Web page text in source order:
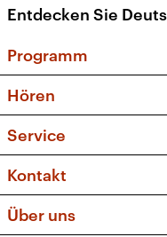
Entdecken Sie
Programm
Sendungen
Musikliste
Kakadu – Das
Hören
Frequenzen
Service
FAQ
Apps
Newsletter
Kontakt
Über uns